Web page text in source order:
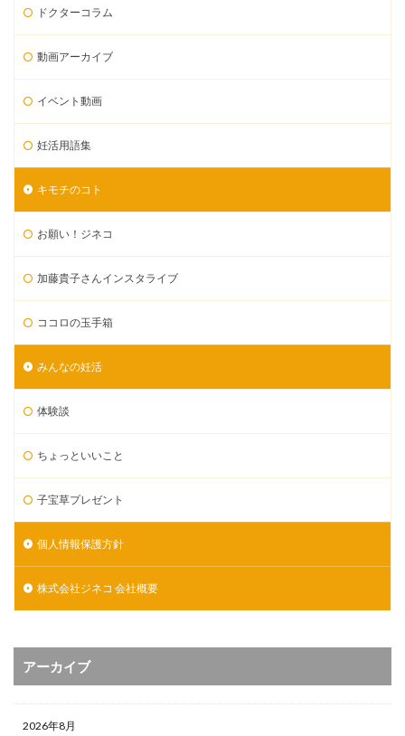
ドクターコラム
動画アーカイブ
イベント動画
妊活用語集
キモチのコト
お願い！ジネコ
加藤貴子さんインスタライブ
ココロの玉手箱
みんなの妊活
体験談
ちょっといいこと
子宝草プレゼント
個人情報保護方針
株式会社ジネコ 会社概要
アーカイブ
2026年8月